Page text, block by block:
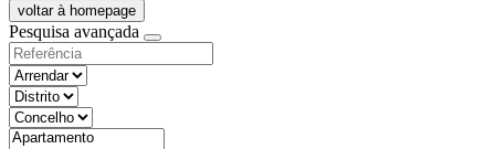
voltar à homepage
Pesquisa avançada
objective
districtId
countyId
types